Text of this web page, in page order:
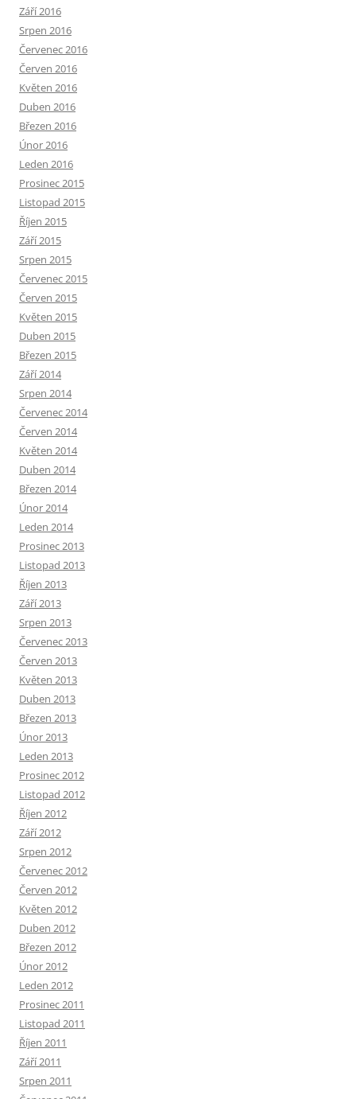
Září 2016
Srpen 2016
Červenec 2016
Červen 2016
Květen 2016
Duben 2016
Březen 2016
Únor 2016
Leden 2016
Prosinec 2015
Listopad 2015
Říjen 2015
Září 2015
Srpen 2015
Červenec 2015
Červen 2015
Květen 2015
Duben 2015
Březen 2015
Září 2014
Srpen 2014
Červenec 2014
Červen 2014
Květen 2014
Duben 2014
Březen 2014
Únor 2014
Leden 2014
Prosinec 2013
Listopad 2013
Říjen 2013
Září 2013
Srpen 2013
Červenec 2013
Červen 2013
Květen 2013
Duben 2013
Březen 2013
Únor 2013
Leden 2013
Prosinec 2012
Listopad 2012
Říjen 2012
Září 2012
Srpen 2012
Červenec 2012
Červen 2012
Květen 2012
Duben 2012
Březen 2012
Únor 2012
Leden 2012
Prosinec 2011
Listopad 2011
Říjen 2011
Září 2011
Srpen 2011